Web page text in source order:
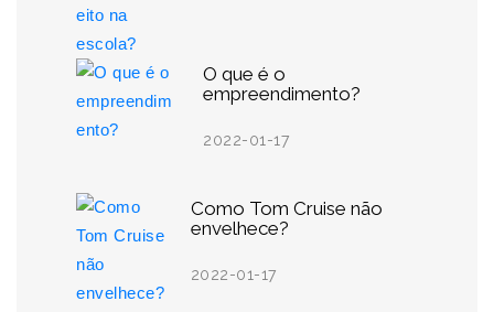
O que é o
empreendimento?
2022-01-17
Como Tom Cruise não
envelhece?
2022-01-17